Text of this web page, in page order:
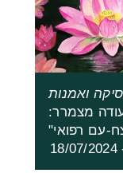
ואמנות
מצמרר:
עם רפואי"
- 18/